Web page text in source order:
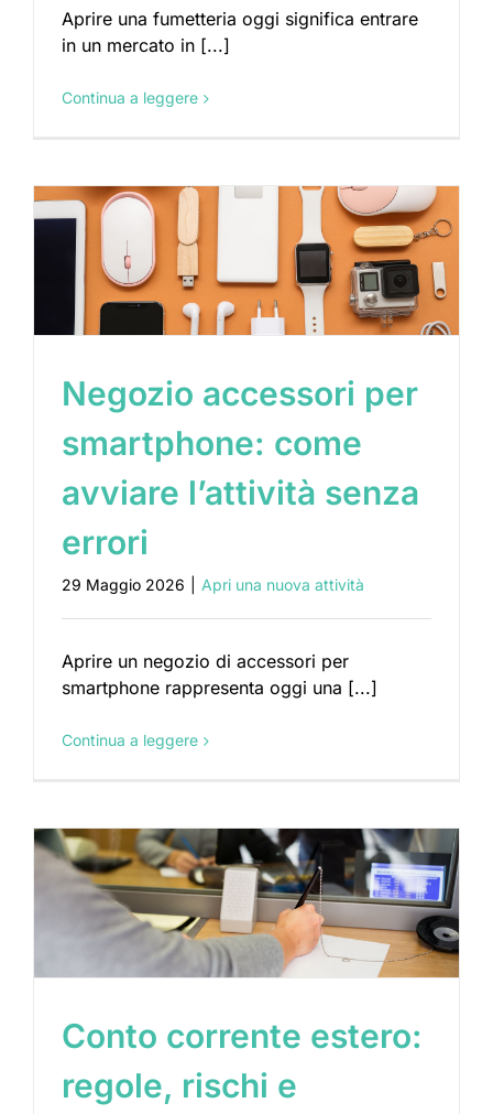
Aprire una fumetteria oggi significa entrare
in un mercato in [...]
Continua a leggere
Negozio accessori per
smartphone: come
avviare l’attività senza
errori
29 Maggio 2026 Apri una nuova attività
Aprire un negozio di accessori per
smartphone rappresenta oggi una [...]
Continua a leggere
Conto corrente estero:
regole, rischi e